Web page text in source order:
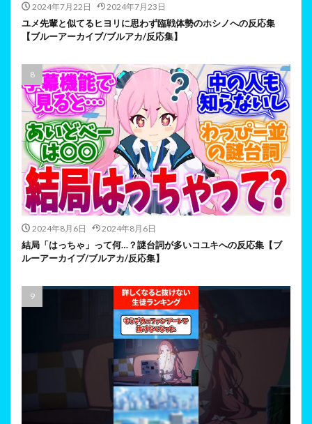
2024年7月22日 2024年7月23日
ユメ先輩と似てるヒヨリに思わず臨戦体勢のホシノへの反応集
【ブルーアーカイブ/ブルアカ/反応集】
2024年8月6日 2024年8月6日
結局「はっちゃ」って何…？謎台詞が多いコユキへの反応集【ブ
ルーアーカイブ/ブルアカ/反応集】